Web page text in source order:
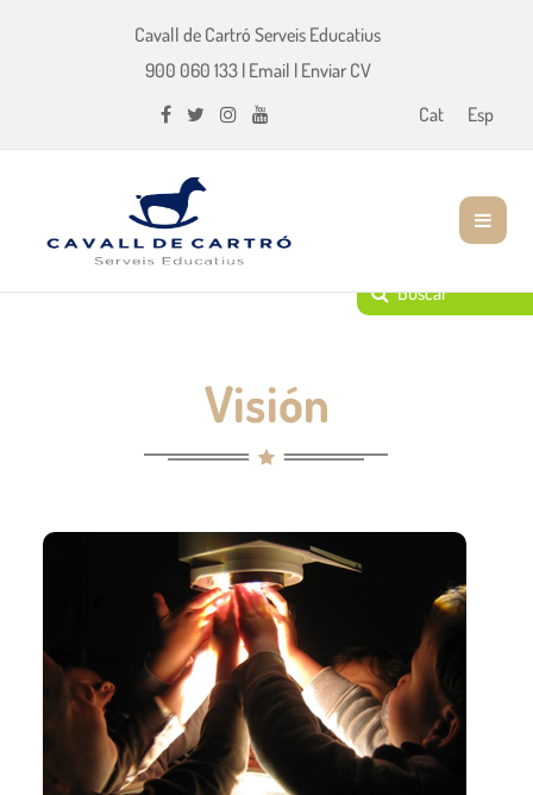
Cavall de Cartró Serveis Educatius
900 060 133| Email | Enviar CV
Cat
Esp
Visión